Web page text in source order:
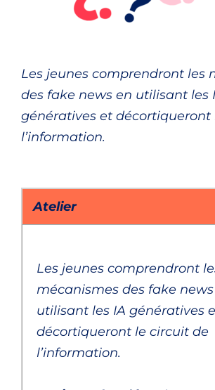
Les jeunes comprendront les
des fake news en utilisant les
génératives et décortiqueront
l’information.
Atelier
Les jeunes comprendront
mécanismes des fake
utilisant les IA génératives
décortiqueront le circuit de
l’information.